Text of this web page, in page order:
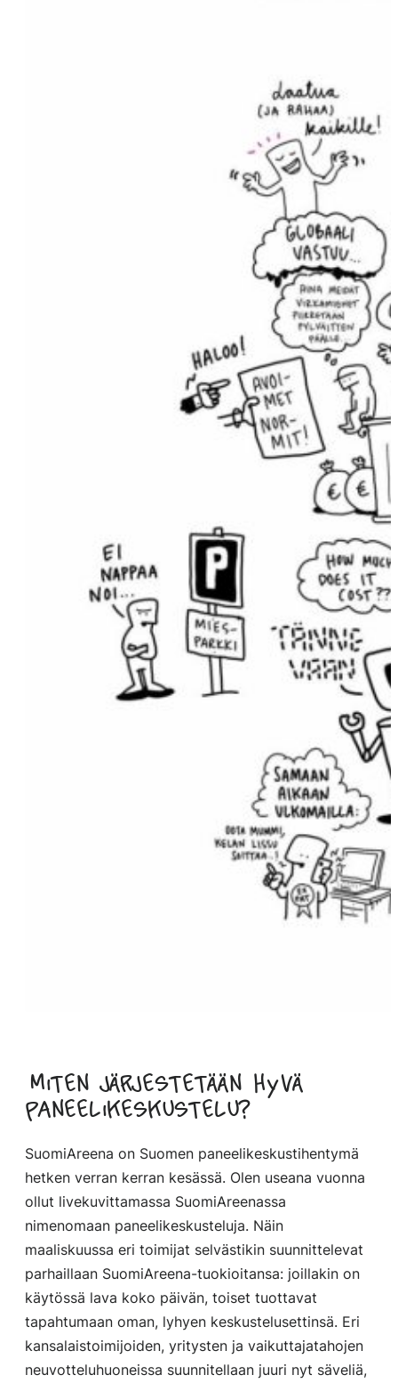
Miten järjestetään hyvä
paneelikeskustelu?
SuomiAreena on Suomen paneelikeskustihentymä
hetken verran kerran kesässä. Olen useana vuonna
ollut livekuvittamassa SuomiAreenassa
nimenomaan paneelikeskusteluja. Näin
maaliskuussa eri toimijat selvästikin suunnittelevat
parhaillaan SuomiAreena-tuokioitansa: joillakin on
käytössä lava koko päivän, toiset tuottavat
tapahtumaan oman, lyhyen keskustelusettinsä. Eri
kansalaistoimijoiden, yritysten ja vaikuttajatahojen
neuvotteluhuoneissa suunnitellaan juuri nyt säveliä,